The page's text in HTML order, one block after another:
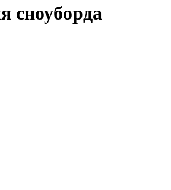
сноуборда